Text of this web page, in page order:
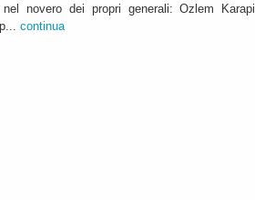
nel novero dei propri generali: Ozlem
continua